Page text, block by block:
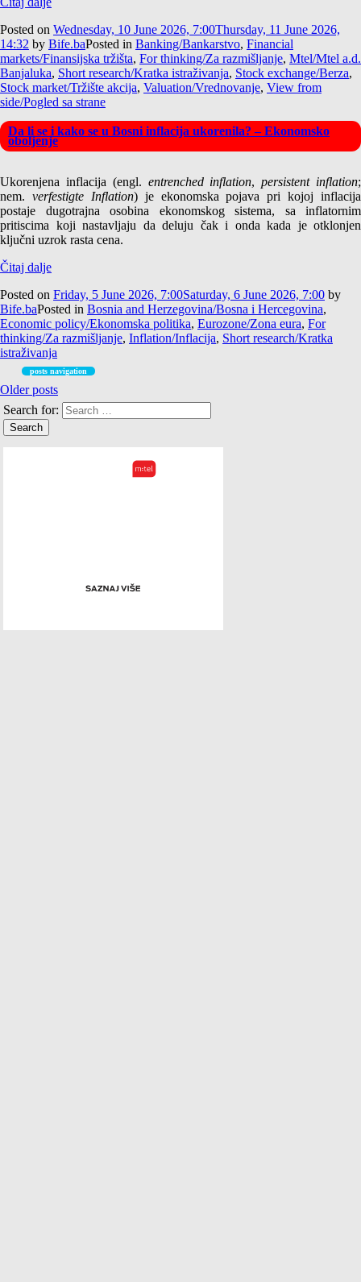
Posted on Wednesday, 10 June 2026, 7:00Thursday, 11 June 2026,
14:32 by Bife.baPosted in Banking/Bankarstvo, Financial
markets/Finansijska tržišta, For thinking/Za razmišljanje, Mtel/Mtel a.d.
Banjaluka, Short research/Kratka istraživanja, Stock exchange/Berza,
Stock market/Tržište akcija, Valuation/Vrednovanje, View from
side/Pogled sa strane
Da li se i kako se u Bosni inflacija ukorenila? – Ekonomsko
oboljenje
Ukorenjena inflacija (engl. entrenched inflation,persistent inflation;
nem. verfestigte Inflation) je ekonomska pojava pri kojoj inflacija
postaje dugotrajna osobina ekonomskog sistema, sa inflatornim
pritiscima koji nastavljaju da deluju čak i onda kada je otklonjen
ključni uzrok rasta cena.
Čitaj dalje
Posted on Friday, 5 June 2026, 7:00Saturday, 6 June 2026, 7:00 by
Bife.baPosted in Bosnia and Herzegovina/Bosna i Hercegovina,
Economic policy/Ekonomska politika, Eurozone/Zona eura, For
thinking/Za razmišljanje, Inflation/Inflacija, Short research/Kratka
istraživanja
posts navigation
Older posts
Search for: